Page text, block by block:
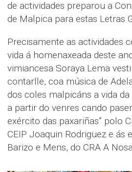
de actividades preparou a
de Malpica para estas Letras
Precisamente as actividades
vida á homenaxeada deste
vimiancesa Soraya Lema
contarlle, coa música de
dos coles malpicáns a vida
a partir do venres cando
exército das paxariñas” polo
CEIP Joaquin Rodriguez e ás
Barizo e Mens, do CRA A